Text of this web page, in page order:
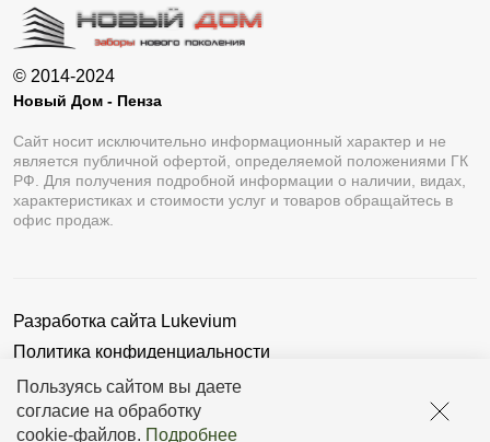
Пользуясь сайтом вы даете
согласие на обработку
cookie-файлов. Подробнее
© 2014-2024
Новый Дом - Пенза
Сайт носит исключительно информационный характер и не
является публичной офертой, определяемой положениями ГК
РФ. Для получения подробной информации о наличии, видах,
характеристиках и стоимости услуг и товаров обращайтесь в
офис продаж.
Разработка сайта Lukevium
Политика конфиденциальности
Пользовательское соглашение